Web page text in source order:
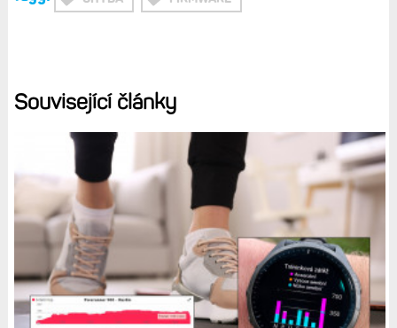
Beta program:Jak nahrát do hodinek a cyklonavigací
se mi hodinky někdy určitě dostanou do stavu, kdy
Recovery Mode naskočí a já v praxi uvidím, jako to
opravdu funguje.
Diskuse k článku (10)
Tagy: CHYBA FIRMWARE